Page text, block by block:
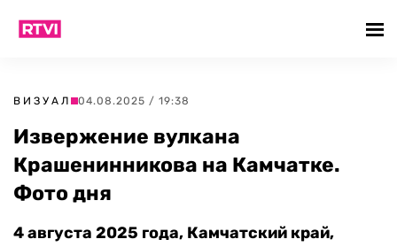
ВИЗУАЛ 04.08.2025 / 19:38
Извержение вулкана
Крашенинникова на Камчатке.
Фото дня
4 августа 2025 года, Камчатский край,